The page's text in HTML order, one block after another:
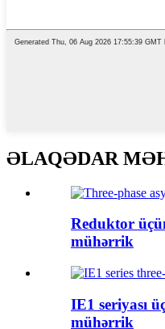
ƏLAQƏDAR
Reduktor
mühərrik
IE1 seriyası
mühərrik